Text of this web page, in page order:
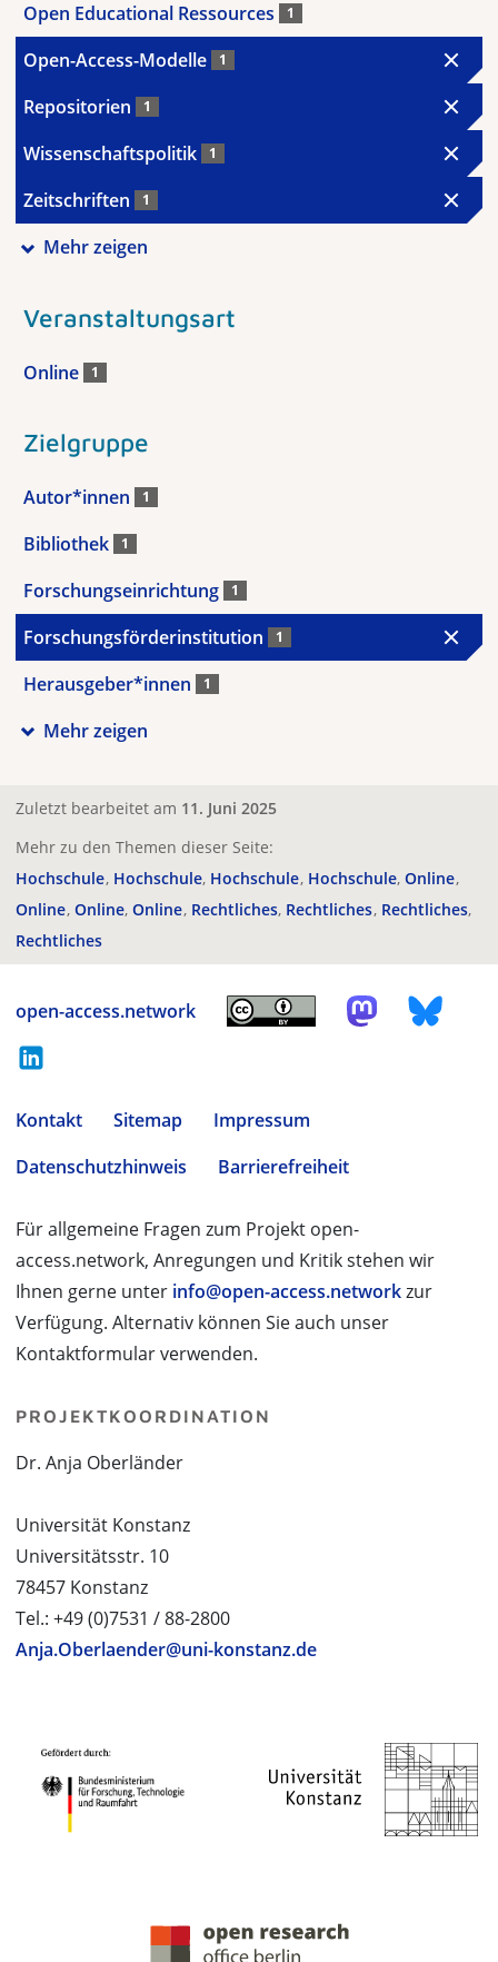
Open Educational Ressources 1
Open-Access-Modelle 1
Repositorien 1
Wissenschaftspolitik 1
Zeitschriften 1
Mehr zeigen
Veranstaltungsart
Online 1
Zielgruppe
Autor*innen 1
Bibliothek 1
Forschungseinrichtung 1
Forschungsförderinstitution 1
Herausgeber*innen 1
Mehr zeigen
Zuletzt bearbeitet am 11. Juni 2025
Mehr zu den Themen dieser Seite:
Hochschule Hochschule Hochschule Hochschule Online
Online Online Online Rechtliches Rechtliches Rechtliches
Rechtliches
open-access.network
Kontakt Sitemap
Impressum
Datenschutzhinweis
Barrierefreiheit
Für allgemeine Fragen zum Projekt open-
access.network, Anregungen und Kritik stehen wir
Ihnen gerne unter info@open-access.networkzur
Verfügung. Alternativ können Sie auch unser
Kontaktformular verwenden.
PROJEKTKOORDINATION
Dr. Anja Oberländer
Universität Konstanz
Universitätsstr. 10
78457 Konstanz
Tel.: +49 (0)7531 / 88-2800
Anja.Oberlaender@uni-konstanz.de